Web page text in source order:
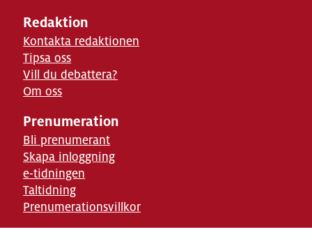
Redaktion
Kontakta redaktionen
Tipsa oss
Vill du debattera?
Om oss
Prenumeration
Bli prenumerant
Skapa inloggning
e-tidningen
Taltidning
Prenumerationsvillkor